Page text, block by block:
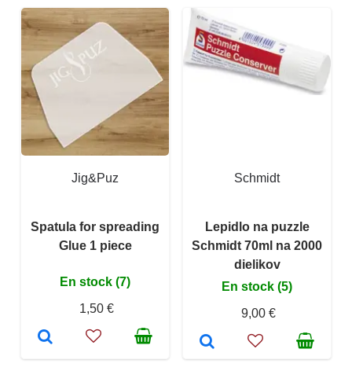
Jig&Puz
Spatula for spreading
Glue 1 piece
En stock (7)
1,50 €
Schmidt
Lepidlo na puzzle
Schmidt 70ml na 2000
dielikov
En stock (5)
9,00 €